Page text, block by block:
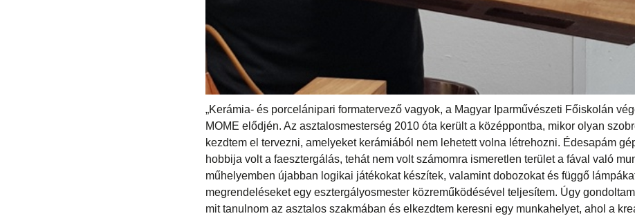
„Kerámia- és porcelánipari formatervező vagyok, a Magyar Iparművészeti Főiskolán
MOME elődjén. Az asztalosmesterség 2010 óta került a középpontba, mikor olyan
kezdtem el tervezni, amelyeket kerámiából nem lehetett volna létrehozni. Édesapám
hobbija volt a faesztergálás, tehát nem volt számomra ismeretlen terület a fával való
műhelyemben újabban logikai játékokat készítek, valamint dobozokat és függő
megrendeléseket egy esztergályosmester közreműködésével teljesítem. Úgy
mit tanulnom az asztalos szakmában és elkezdtem keresni egy munkahelyet, ahol a